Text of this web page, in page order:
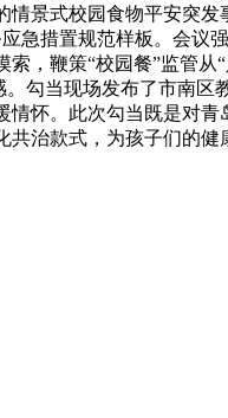
景式校园食物平安突
急措置规范样板。会议
，鞭策“校园餐”监管从“
勾当现场发布了市南区
怀。此次勾当既是对青
治款式，为孩子们的健